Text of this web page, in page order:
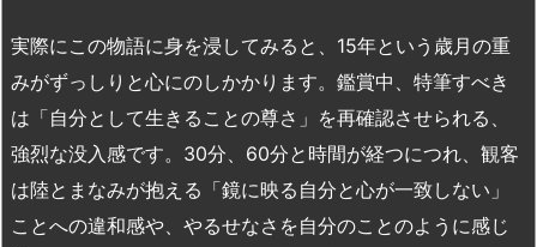
実際にこの物語に身を浸してみると、 15年という歳月の重
みがずっしりと心にのしかかります。鑑賞中、特筆すべき
は「自分として生きることの尊さ」を再確認させられる、
強烈な没入感です。 30分、 60分と時間が経つにつれ、観客
は陸とまなみが抱える「鏡に映る自分と心が一致しない」
ことへの違和感や、やるせなさを自分のことのように感じ